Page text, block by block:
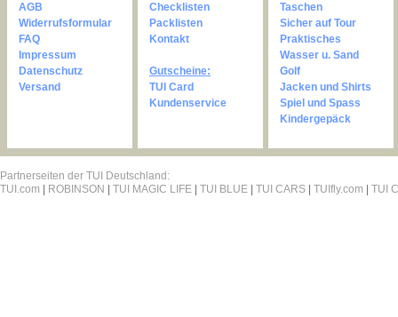
AGB
Widerrufsformular
FAQ
Impressum
Datenschutz
Versand
Checklisten
Packlisten
Kontakt
Gutscheine:
TUI Card
Kundenservice
Taschen
Sicher auf Tour
Praktisches
Wasser u. Sand
Golf
Jacken und Shirts
Spiel und Spass
Kindergepäck
Partnerseiten der TUI Deutschland:
TUI.com
ROBINSON TUI MAGIC LIFE TUI BLUE TUI CARS TUIfly.com TUI